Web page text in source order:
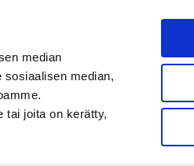
median
median,
tai joita on kerätty,
Ota yhteyttä